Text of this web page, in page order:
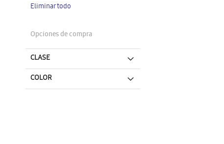
artículo
Eliminar todo
Opciones de compra
CLASE
COLOR